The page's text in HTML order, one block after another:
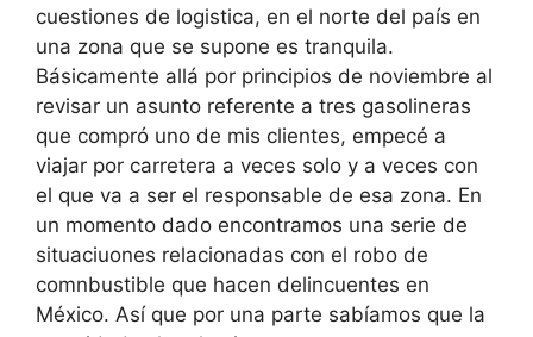
cuestiones de logistica, en el norte del país en
una zona que se supone es tranquila.
Básicamente allá por principios de noviembre al
revisar un asunto referente a tres gasolineras
que compró uno de mis clientes, empecé a
viajar por carretera a veces solo y a veces con
el que va a ser el responsable de esa zona. En
un momento dado encontramos una serie de
situaciuones relacionadas con el robo de
comnbustible que hacen delincuentes en
México. Así que por una parte sabíamos que la